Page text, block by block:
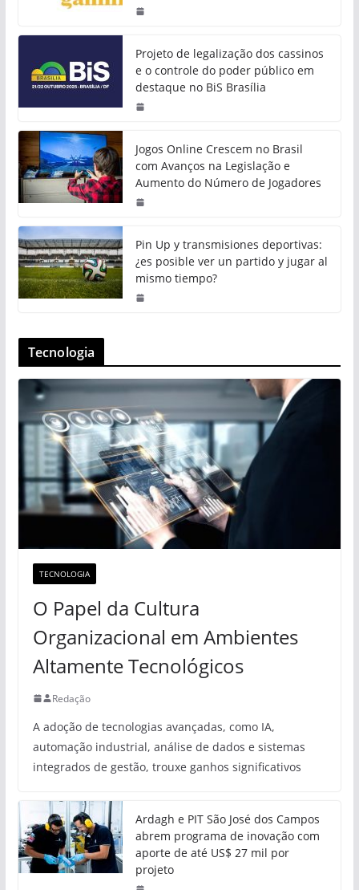
Projeto de legalização dos cassinos
e o controle do poder público em
destaque no BiS Brasília
Jogos Online Crescem no Brasil
com Avanços na Legislação e
Aumento do Número de Jogadores
Pin Up y transmisiones deportivas:
¿es posible ver un partido y jugar al
mismo tiempo?
Tecnologia
TECNOLOGIA
O Papel da Cultura
Organizacional em Ambientes
Altamente Tecnológicos
Redação
A adoção de tecnologias avançadas, como IA,
automação industrial, análise de dados e sistemas
integrados de gestão, trouxe ganhos significativos
Ardagh e PIT São José dos Campos
abrem programa de inovação com
aporte de até US$ 27 mil por
projeto